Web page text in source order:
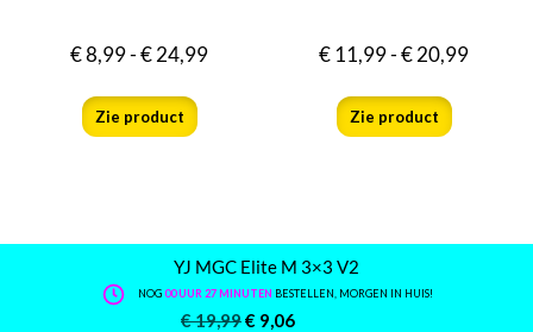
€8,99-€24,99
Zie product
€11,99-€20,99
Zie product
YJ MGC Elite M 3×3 V2
NOG00 UUR 27 MINUTEN BESTELLEN, MORGEN IN HUIS!
€19,99€ 9,06